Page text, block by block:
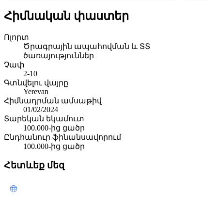
Հիմնական փաստեր
Ոլորտ
Ծրագրային ապահովման և ՏՏ
ծառայություններ
Չափ
2-10
Գտնվելու վայրը
Yerevan
Հիմնադրման ամսաթիվ
01/02/2024
Տարեկան եկամուտ
100.000-ից ցածր
Ընդհանուր ֆինանսավորում
100.000-ից ցածր
Հետևեք մեզ